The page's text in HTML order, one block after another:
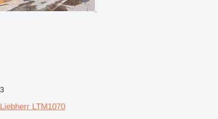
3
Liebherr LTM1070